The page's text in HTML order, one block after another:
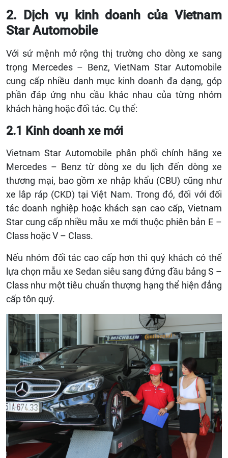
2. Dịch vụ kinh doanh của Vietnam
Star Automobile
Với sứ mệnh mở rộng thị trường cho dòng xe sang
trọng Mercedes – Benz, VietNam Star Automobile
cung cấp nhiều danh mục kinh doanh đa dạng, góp
phần đáp ứng nhu cầu khác nhau của từng nhóm
khách hàng hoặc đối tác. Cụ thể:
2.1 Kinh doanh xe mới
Vietnam Star Automobile phân phối chính hãng xe
Mercedes – Benz từ dòng xe du lịch đến dòng xe
thương mại, bao gồm xe nhập khẩu (CBU) cũng như
xe lắp ráp (CKD) tại Việt Nam. Trong đó, đối với đối
tác doanh nghiệp hoặc khách sạn cao cấp, Vietnam
Star cung cấp nhiều mẫu xe mới thuộc phiên bản E –
Class hoặc V – Class.
Nếu nhóm đối tác cao cấp hơn thì quý khách có thể
lựa chọn mẫu xe Sedan siêu sang đứng đầu bảng S –
Class như một tiêu chuẩn thượng hạng thể hiện đẳng
cấp tôn quý.